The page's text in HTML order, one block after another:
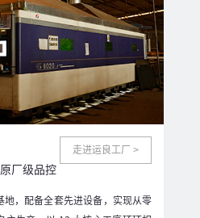
厂级品控
走进运良工厂 >
地，配备全套先进设备，实现从零